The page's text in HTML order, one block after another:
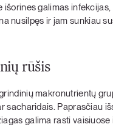
išorines galimas
nusilpęs ir jam sunkiau
rūšis
makronutrientų
sacharidais. Paprasčiau
galima rasti